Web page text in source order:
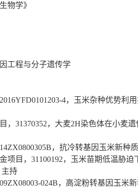
物学》
工程与分子遗传学
2016YFD0101203-4，玉米杂种优势利
， 31370352，大麦2H染色体在小麦遗
，抗冷转基因玉米新种
项目， 31100192，玉米苗期低温胁迫
主持
024B，高淀粉转基因玉米